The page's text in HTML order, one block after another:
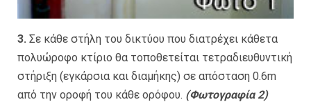
3. Σε κάθε στήλη του δικτύου που διατρέχει κάθετα
πολυώροφο κτίριο θα τοποθετείται τετραδιευθυντική
στήριξη (εγκάρσια και διαμήκης) σε απόσταση 0.6m
από την οροφή του κάθε ορόφου. (Φωτογραφία 2)